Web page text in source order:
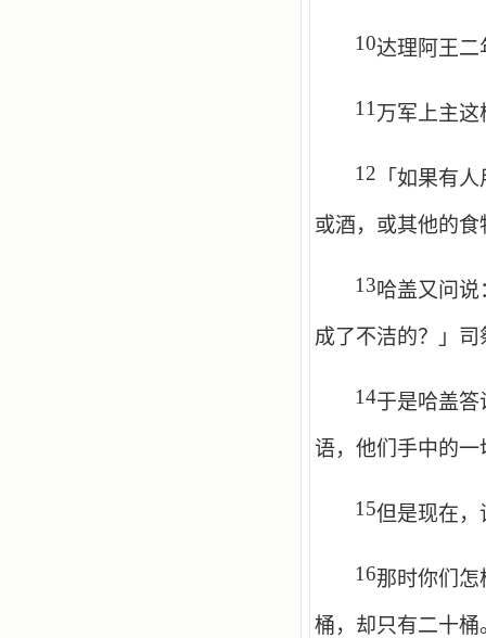
10达理阿王
11 万军上主
12 「如果有
或酒，或其他的
13哈盖又问
成了不洁的？」
14于是哈盖
语，他们手中的
15但是现在，
16那时你们
桶，却只有二十桶